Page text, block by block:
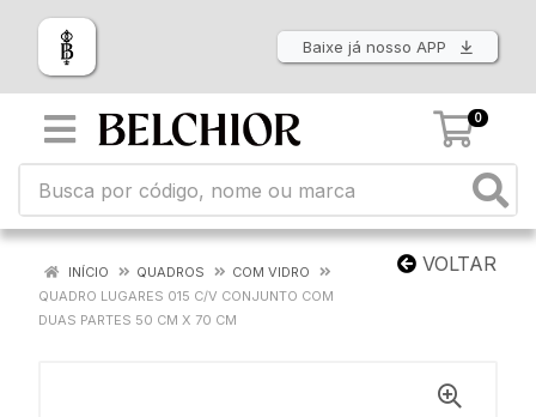
Baixe já nosso APP
0
VOLTAR
INÍCIO QUADROS
COM VIDRO
QUADRO LUGARES 015 C/V CONJUNTO COM
DUAS PARTES 50 CM X 70 CM